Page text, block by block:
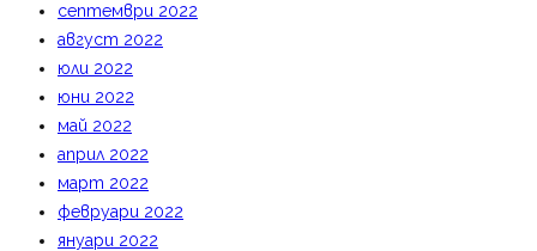
септември 2022
август 2022
юли 2022
юни 2022
май 2022
април 2022
март 2022
февруари 2022
януари 2022